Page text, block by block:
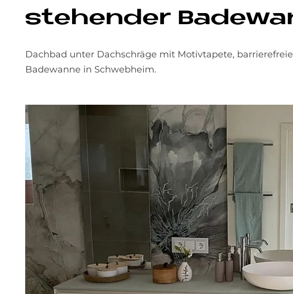
ste­hen­der
Dachbad unter Dachschräge mit Motivtapete,
Badewanne in Schwebheim.